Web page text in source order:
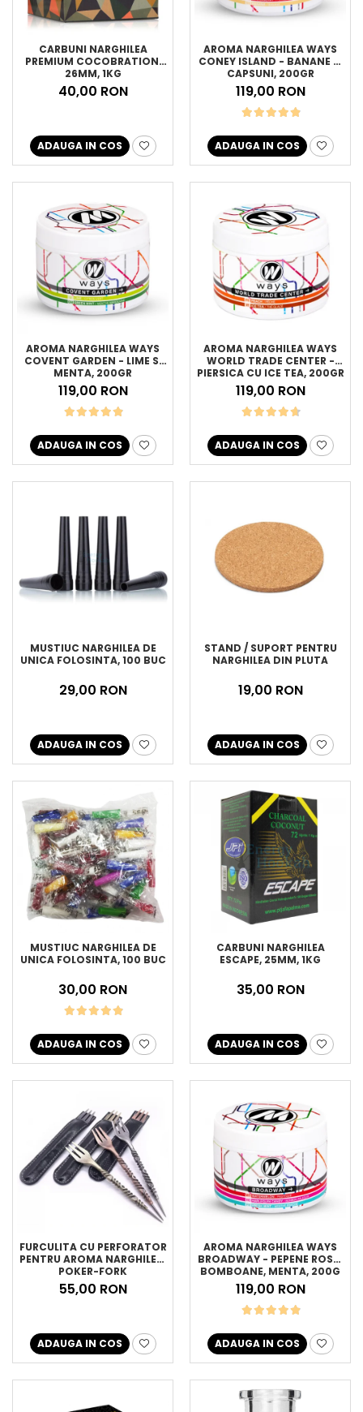
CARBUNI NARGHILEA
PREMIUM COCOBRATION,
26MM, 1KG
40,00 RON
ADAUGA IN COS
AROMA NARGHILEA WAYS
CONEY ISLAND - BANANE SI
CAPSUNI, 200GR
119,00 RON
ADAUGA IN COS
AROMA NARGHILEA WAYS
COVENT GARDEN - LIME SI
MENTA, 200GR
119,00 RON
ADAUGA IN COS
AROMA NARGHILEA WAYS
WORLD TRADE CENTER -
PIERSICA CU ICE TEA, 200GR
119,00 RON
ADAUGA IN COS
MUSTIUC NARGHILEA DE
UNICA FOLOSINTA, 100 BUC
29,00 RON
ADAUGA IN COS
STAND / SUPORT PENTRU
NARGHILEA DIN PLUTA
19,00 RON
ADAUGA IN COS
MUSTIUC NARGHILEA DE
UNICA FOLOSINTA, 100 BUC
30,00 RON
ADAUGA IN COS
CARBUNI NARGHILEA
ESCAPE, 25MM, 1KG
35,00 RON
ADAUGA IN COS
FURCULITA CU PERFORATOR
PENTRU AROMA NARGHILEA,
POKER-FORK
55,00 RON
ADAUGA IN COS
AROMA NARGHILEA WAYS
BROADWAY - PEPENE ROSU,
BOMBOANE, MENTA, 200G
119,00 RON
ADAUGA IN COS